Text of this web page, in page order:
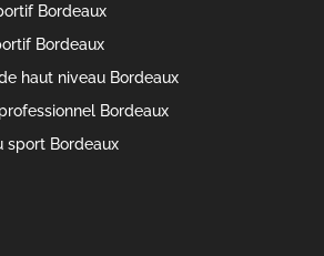
Bordeaux
Bordeaux
haut niveau Bordeaux
Bordeaux
sport Bordeaux